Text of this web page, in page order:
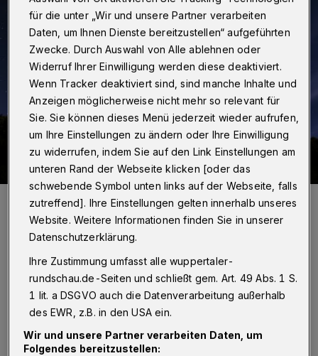
Foto: shutterstock.com/Allexxandar
Die Auswirkung auf unseren Körper
Blutmond, Erdbeermond, Herbstmond oder
alle anderen Vollmonde des Jahres: Der Mond
für die unter „Wir und unsere Partner verarbeiten
Daten, um Ihnen Dienste bereitzustellen“ aufgeführten
Zwecke. Durch Auswahl von Alle ablehnen oder
Widerruf Ihrer Einwilligung werden diese deaktiviert.
Wenn Tracker deaktiviert sind, sind manche Inhalte und
Anzeigen möglicherweise nicht mehr so relevant für
Sie. Sie können dieses Menü jederzeit wieder aufrufen,
um Ihre Einstellungen zu ändern oder Ihre Einwilligung
zu widerrufen, indem Sie auf den Link Einstellungen am
unteren Rand der Webseite klicken [oder das
schwebende Symbol unten links auf der Webseite, falls
zutreffend]. Ihre Einstellungen gelten innerhalb unseres
Website. Weitere Informationen finden Sie in unserer
Datenschutzerklärung.
Ihre Zustimmung umfasst alle wuppertaler-
rundschau.de-Seiten und schließt gem. Art. 49 Abs. 1 S.
1 lit. a DSGVO auch die Datenverarbeitung außerhalb
des EWR, z.B. in den USA ein.
Wir und unsere Partner verarbeiten Daten, um
Folgendes bereitzustellen: